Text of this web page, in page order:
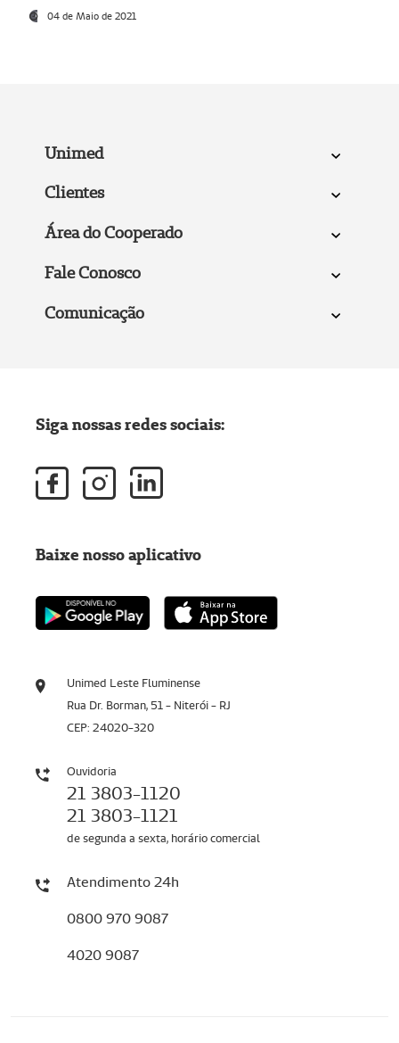
04 de Maio de 2021
Unimed
Clientes
Área do Cooperado
Fale Conosco
Comunicação
Unimed Leste Fluminense
Rua Dr. Borman, 51 - Niterói - RJ
CEP: 24020-320
Ouvidoria
21 3803-1120
21 3803-1121
de segunda a sexta, horário comercial
Atendimento 24h
0800 970 9087
4020 9087
Siga nossas redes sociais:
Baixe nosso aplicativo